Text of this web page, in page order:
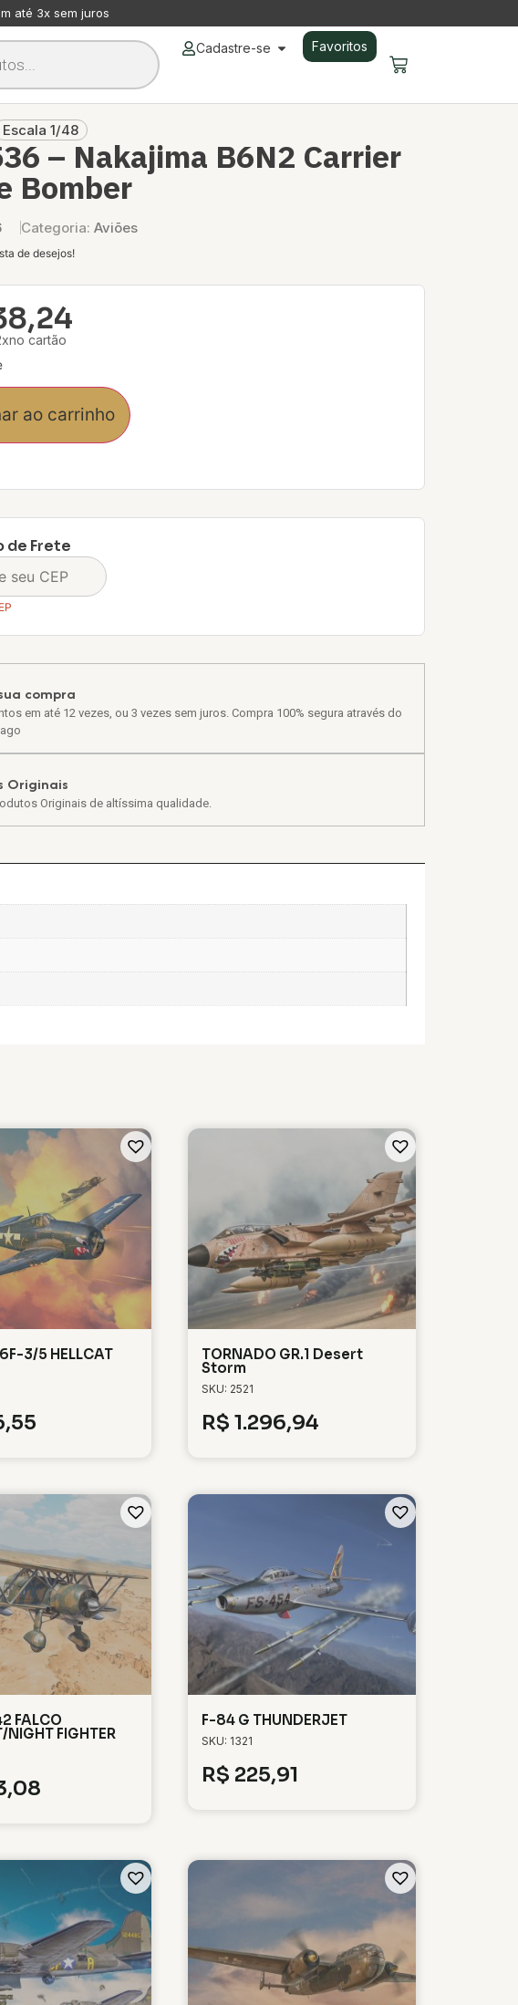
até 3x sem juros
Cadastre-se Favoritos
Escala 1/48
– Nakajima B6N2 Carrier
Bomber
Categoria: Aviões
de desejos!
cartão
ao carrinho
de Frete
compra
em até 12 vezes, ou 3 vezes sem juros. Compra 100% segura através do
Originais
Originais de altíssima qualidade.
3/5 HELLCAT TORNADO GR.1 Desert
Storm
SKU: 2521
R$ 1.296,94
FALCO
NIGHT FIGHTER
F-84 G THUNDERJET
SKU: 1321
R$ 225,91